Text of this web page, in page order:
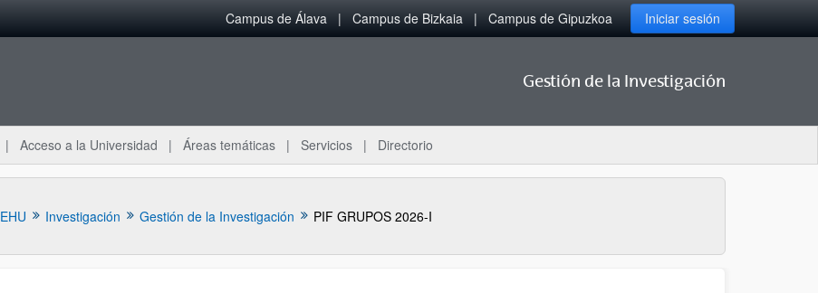
Campus de Álava Campus de Bizkaia Campus de Gipuzkoa Iniciar sesión
Gestión de la Investigación
Acceso a la Universidad Áreas temáticas Servicios Directorio
EHU Investigación Gestión de la Investigación PIF GRUPOS 2026-I